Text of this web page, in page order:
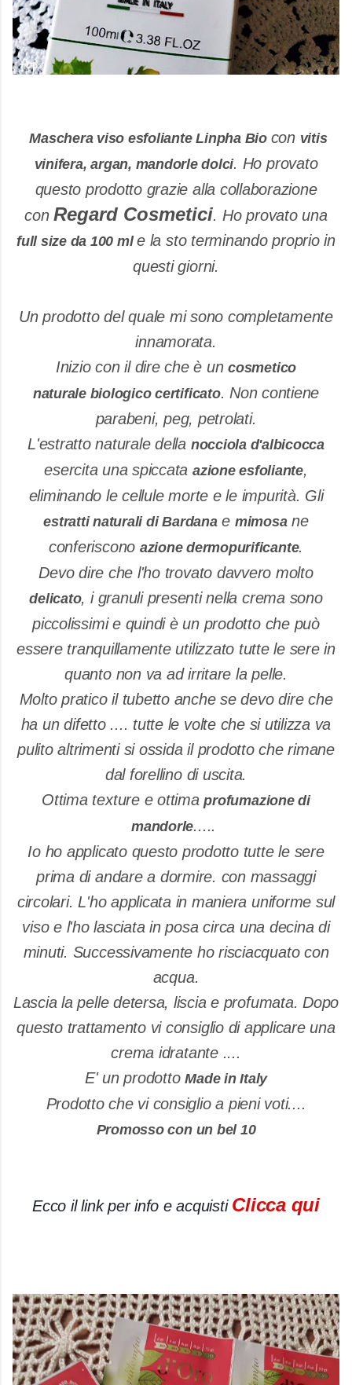
Maschera viso esfoliante Linpha Bio con vitis
vinifera, argan, mandorle dolci. Ho provato
questo prodotto grazie alla collaborazione
conRegard Cosmetici. Ho provato una
full size da 100 mle la sto terminando proprio in
questi giorni.
Un prodotto del quale mi sono completamente
innamorata.
Inizio con il dire che è uncosmetico
naturale biologicocertificato. Non contiene
parabeni, peg, petrolati.
L'estratto naturale della nocciola d'albicocca
esercita una spiccataazione esfoliante,
eliminando le cellule morte e le impurità. Gli
estratti naturali di Bardanae mimosane
conferiscono azione dermopurificante.
Devo dire che l'ho trovato davvero molto
delicato, i granuli presenti nella crema sono
piccolissimi e quindi è un prodotto che può
essere tranquillamente utilizzato tutte le sere in
quanto non va ad irritare la pelle.
Molto pratico il tubetto anche se devo dire che
ha un difetto .... tutte le volte che si utilizza va
pulito altrimenti si ossida il prodotto che rimane
dal forellino di uscita.
Ottima texture e ottimaprofumazione di
mandorle.....
Io ho applicato questo prodotto tutte le sere
prima di andare a dormire. con massaggi
circolari. L'ho applicata in maniera uniforme sul
viso e l'ho lasciata in posa circa una decina di
minuti. Successivamente ho risciacquato con
acqua.
Lascia la pelle detersa, liscia e profumata. Dopo
questo trattamento vi consiglio di applicare una
crema idratante ....
E' un prodottoMade in Italy
Prodotto che vi consiglio a pieni voti....
Promosso con un bel 10
Ecco il link per info e acquisti Clicca qui